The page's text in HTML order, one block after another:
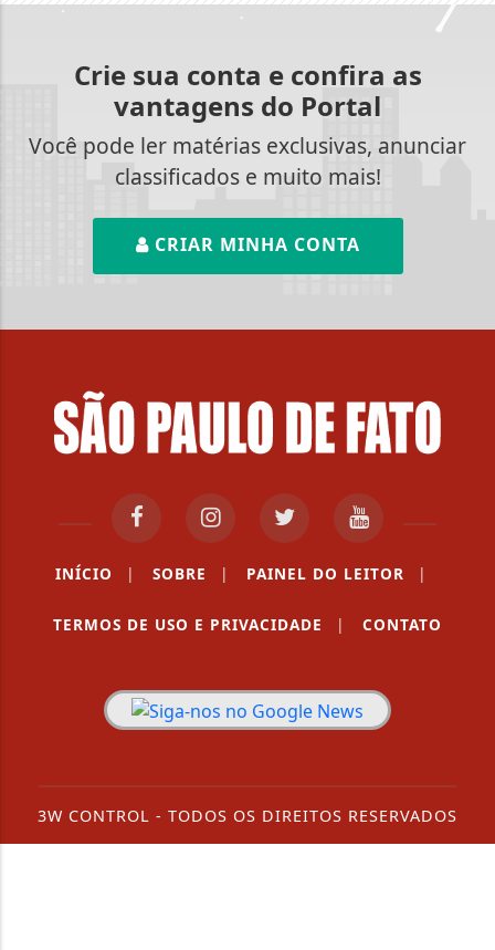
Crie sua conta e confira as
vantagens do Portal
Você pode ler matérias exclusivas, anunciar
classificados e muito mais!
CRIAR MINHA CONTA
INÍCIO | SOBRE | PAINEL DO LEITOR |
TERMOS DE USO E PRIVACIDADE | CONTATO
3W CONTROL - TODOS OS DIREITOS RESERVADOS
Termos de Uso e Privacidade